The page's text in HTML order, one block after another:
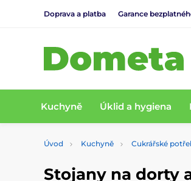
Doprava a platba Garance
Kuchyně Úklid a hygiena
Úvod Kuchyně Cukrářské
Stojany na dorty